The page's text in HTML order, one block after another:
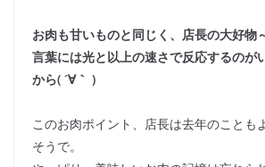
お肉も甘いものと同じく、店長の大好物
言葉には光と以上の速さで反応するのが
から( ´∀｀ )
このお肉ポイント、店長は去年のことも
そうで。